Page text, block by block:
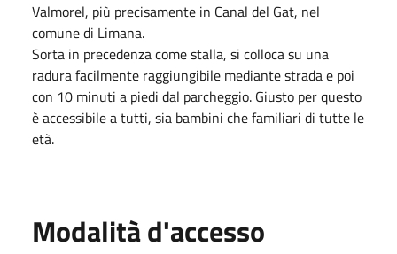
Valmorel, più precisamente in Canal del Gat, nel
comune di Limana.
Sorta in precedenza come stalla, si colloca su una
radura facilmente raggiungibile mediante strada e poi
con 10 minuti a piedi dal parcheggio. Giusto per questo
è accessibile a tutti, sia bambini che familiari di tutte le
età.
Modalità d'accesso